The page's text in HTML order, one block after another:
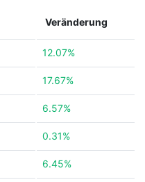
Veränderung
12.07%
17.67%
6.57%
0.31%
6.45%